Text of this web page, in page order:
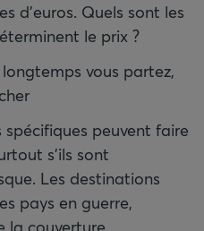
d’euros. Quels sont les
le prix ?
longtemps vous partez,
spécifiques peuvent faire
s’ils sont
Les destinations
pays en guerre,
la couverture